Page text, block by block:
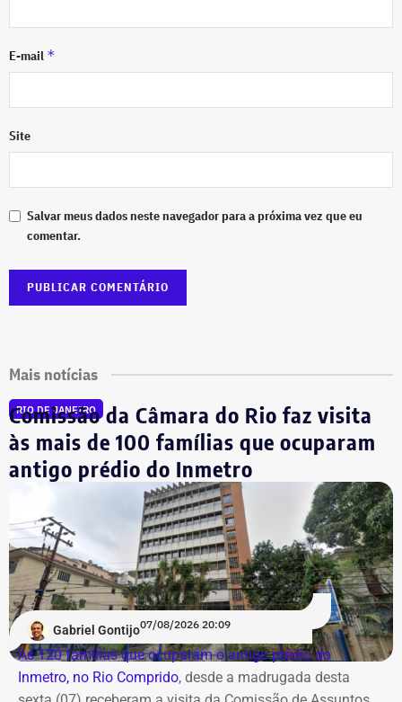
E-mail *
Site
Salvar meus dados neste navegador para a próxima vez que eu
comentar.
Mais notícias
RIO DE JANEIRO
Comissão da Câmara do Rio faz visita
às mais de 100 famílias que ocuparam
antigo prédio do Inmetro
Gabriel Gontijo07/08/2026 20:09
As 120 famílias que ocuparam o antigo prédio do
Inmetro, no Rio Comprido, desde a madrugada desta